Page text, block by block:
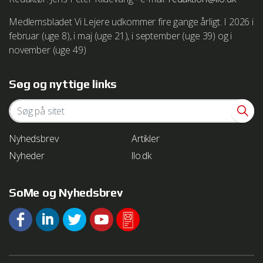
We work with 1 third parties who may receive and
process your information.
Medlemsbladet Vi Lejere udkommer fire gange årligt. I 2026 i
februar (uge 8), i maj (uge 21), i september (uge 39) og i
november (uge 49)
Søg og nyttige links
Nyhedsbrev
Artikler
Nyheder
llo.dk
SoMe og Nyhedsbrev